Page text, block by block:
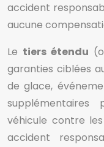
accident
aucune
Le tiers étendu
garanties ciblées
de glace,
véhicule contre
accident